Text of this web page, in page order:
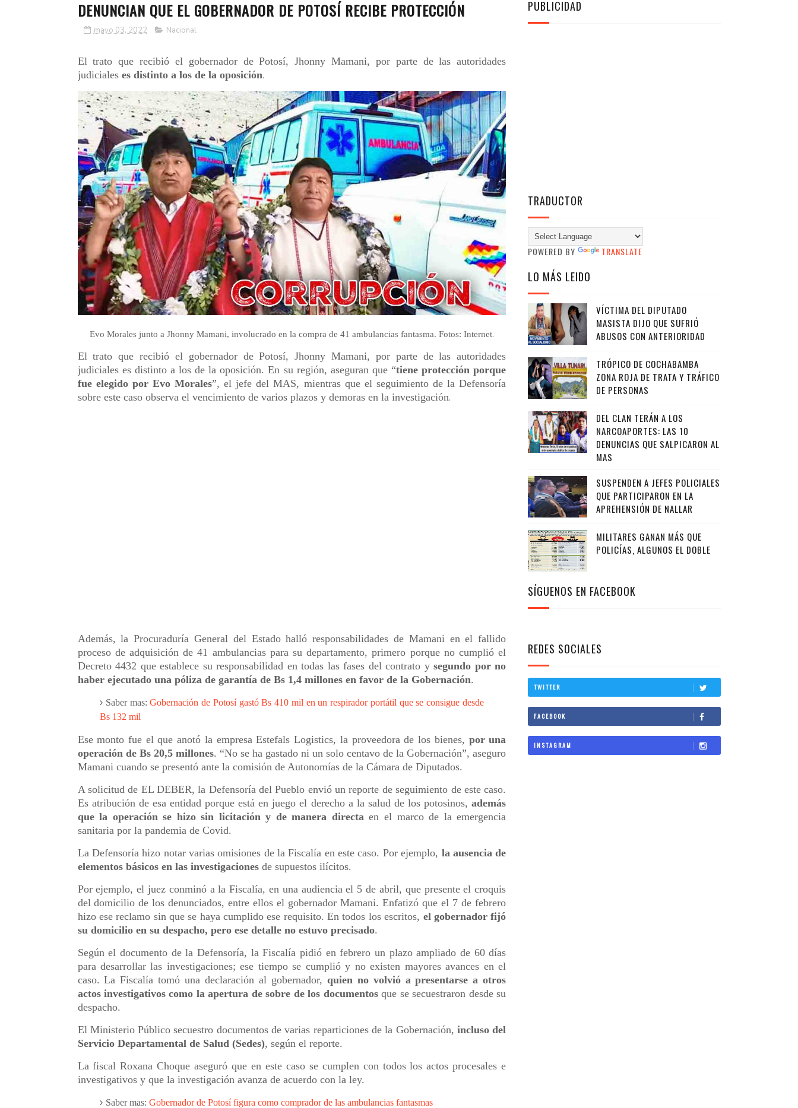
DENUNCIAN QUE EL GOBERNADOR DE POTOSÍ RECIBE PROTECCIÓN
mayo 03, 2022 Nacional
El trato que recibió el gobernador de Potosí, Jhonny Mamani, por parte de las autoridades
judiciales es distinto a los de la oposición.
Evo Morales junto a Jhonny Mamani, involucrado en la compra de 41 ambulancias fantasma. Fotos: Internet.
El trato que recibió el gobernador de Potosí, Jhonny Mamani, por parte de las autoridades
judiciales es distinto a los de la oposición. En su región, aseguran que “tiene protección porque
fue elegido por Evo Morales”, el jefe del MAS, mientras que el seguimiento de la Defensoría
sobre este caso observa el vencimiento de varios plazos y demoras en la investigación.
Además, la Procuraduría General del Estado halló responsabilidades de Mamani en el fallido
proceso de adquisición de 41 ambulancias para su departamento, primero porque no cumplió el
Decreto 4432 que establece su responsabilidad en todas las fases del contrato ysegundo por no
haber ejecutado una póliza de garantía de Bs 1,4 millones en favor de la Gobernación.
Saber mas:Gobernación de Potosí gastó Bs 410 mil en un respirador portátil que se consigue desde
Bs 132 mil
Ese monto fue el que anotó la empresa Estefals Logistics, la proveedora de los bienes, por una
operación de Bs 20,5 millones. “No se ha gastado ni un solo centavo de la Gobernación”, aseguro
Mamani cuando se presentó ante la comisión de Autonomías de la Cámara de Diputados.
A solicitud de EL DEBER, la Defensoría del Pueblo envió un reporte de seguimiento de este caso.
Es atribución de esa entidad porque está en juego el derecho a la salud de los potosinos,además
que la operación se hizo sin licitación y de manera directa en el marco de la emergencia
sanitaria por la pandemia de Covid.
La Defensoría hizo notar varias omisiones de la Fiscalía en este caso. Por ejemplo, la ausencia de
elementos básicos en las investigacionesde supuestos ilícitos.
Por ejemplo, el juez conminó a la Fiscalía, en una audiencia el 5 de abril, que presente el croquis
del domicilio de los denunciados, entre ellos el gobernador Mamani. Enfatizó que el 7 de febrero
hizo ese reclamo sin que se haya cumplido ese requisito. En todos los escritos, el gobernador fijó
su domicilio en su despacho, pero ese detalle no estuvo precisado.
Según el documento de la Defensoría, la Fiscalía pidió en febrero un plazo ampliado de 60 días
para desarrollar las investigaciones; ese tiempo se cumplió y no existen mayores avances en el
caso. La Fiscalía tomó una declaración al gobernador, quien no volvió a presentarse a otros
actos investigativos como la apertura de sobre de los documentosque se secuestraron desde su
despacho.
El Ministerio Público secuestro documentos de varias reparticiones de la Gobernación, incluso del
Servicio Departamental de Salud (Sedes), según el reporte.
La fiscal Roxana Choque aseguró que en este caso se cumplen con todos los actos procesales e
investigativos y que la investigación avanza de acuerdo con la ley.
Saber mas: Gobernador de Potosí figura como comprador de las ambulancias fantasmas
PUBLICIDAD
TRADUCTOR
POWERED BY TRANSLATE
LO MÁS LEIDO
VÍCTIMA DEL DIPUTADO
MASISTA DIJO QUE SUFRIÓ
ABUSOS CON ANTERIORIDAD
TRÓPICO DE COCHABAMBA
ZONA ROJA DE TRATA Y TRÁFICO
DE PERSONAS
DEL CLAN TERÁN A LOS
NARCOAPORTES: LAS 10
DENUNCIAS QUE SALPICARON AL
MAS
SUSPENDEN A JEFES POLICIALES
QUE PARTICIPARON EN LA
APREHENSIÓN DE NALLAR
MILITARES GANAN MÁS QUE
POLICÍAS, ALGUNOS EL DOBLE
SÍGUENOS EN FACEBOOK
REDES SOCIALES
TWITTER
FACEBOOK
INSTAGRAM